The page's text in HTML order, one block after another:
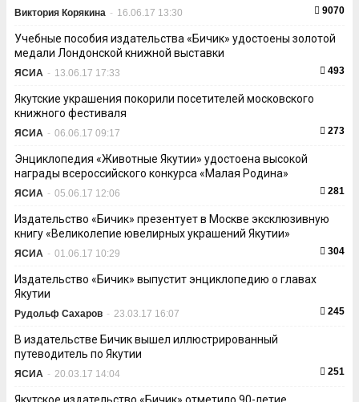
Виктория Корякина - 16.06.17 13:30 9070
Учебные пособия издательства «Бичик» удостоены золотой
медали Лондонской книжной выставки
ЯСИА - 13.06.17 17:33 493
Якутские украшения покорили посетителей московского
книжного фестиваля
ЯСИА - 06.06.17 09:17 273
Энциклопедия «Животные Якутии» удостоена высокой
награды всероссийского конкурса «Малая Родина»
ЯСИА - 05.06.17 12:06 281
Издательство «Бичик» презентует в Москве эксклюзивную
книгу «Великолепие ювелирных украшений Якутии»
ЯСИА - 01.06.17 10:29 304
Издательство «Бичик» выпустит энциклопедию о главах
Якутии
Рудольф Сахаров - 23.03.17 16:07 245
В издательстве Бичик вышел иллюстрированный
путеводитель по Якутии
ЯСИА - 20.03.17 14:04 251